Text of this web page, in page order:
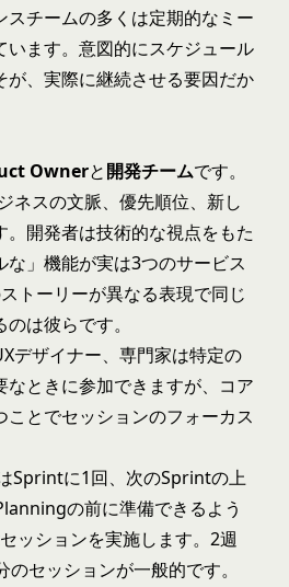
スチームの多くは定期的なミー
います。意図的にスケジュール
が、実際に継続させる要因だか
Ownerと開発チームです。
スの文脈、優先順位、新し
。開発者は技術的な視点をもた
な」機能が実は3つのサービス
トーリーが異なる表現で同じ
は彼らです。
デザイナー、専門家は特定の
なときに参加できますが、コア
ことでセッションのフォーカス
Sprintに1回、次のSprintの上
の前に準備できるよう
ッションを実施します。2週
セッションが一般的です。